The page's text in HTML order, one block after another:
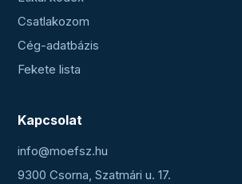
Csatlakozom
Cég-adatbázis
Fekete lista
Kapcsolat
info@moefsz.hu
9300 Csorna, Szatmári u. 17.